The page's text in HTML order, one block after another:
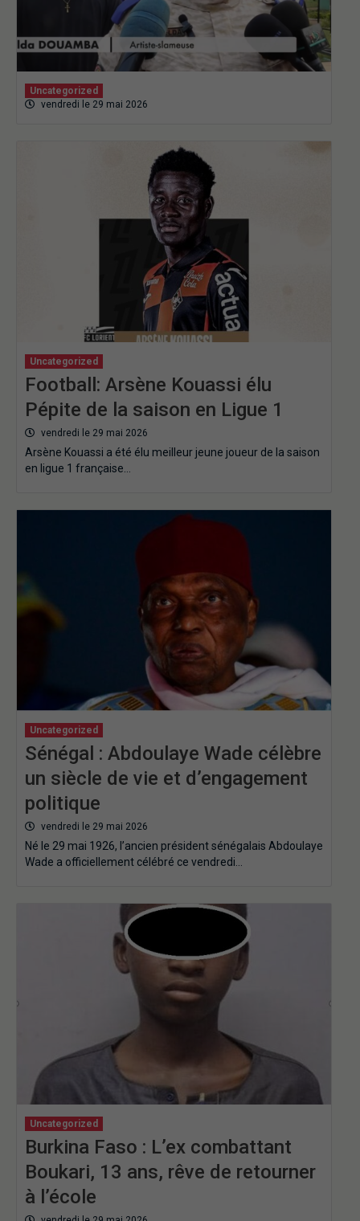
Uncategorized
vendredi le 29 mai 2026
Uncategorized
Football: Arsène Kouassi élu
Pépite de la saison en Ligue 1
vendredi le 29 mai 2026
Arsène Kouassi a été élu meilleur jeune joueur de la saison
en ligue 1 française…
Uncategorized
Sénégal : Abdoulaye Wade célèbre
un siècle de vie et d’engagement
politique
vendredi le 29 mai 2026
Né le 29 mai 1926, l’ancien président sénégalais Abdoulaye
Wade a officiellement célébré ce vendredi…
Uncategorized
Burkina Faso : L’ex combattant
Boukari, 13 ans, rêve de retourner
à l’école